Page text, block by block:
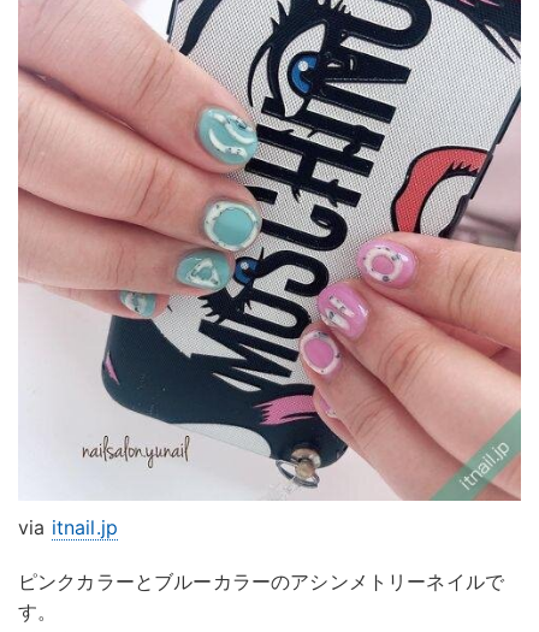
via itnail.jp
ピンクカラーとブルーカラーのアシンメトリーネイルで
す。